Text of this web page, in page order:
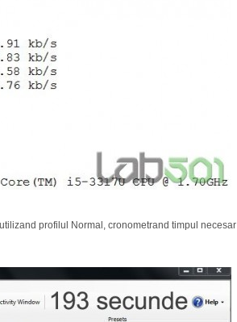
profilul Normal, cronometrand timpul necesar